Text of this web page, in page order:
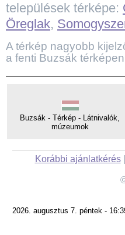
települések térképe:
Öreglak,
A térkép nagyobb
a fenti Buzsák
Buzsák - Térkép - Látnivalók,
múzeumok
Korábbi ajánlatkérés|
2026. augusztus 7. péntek -